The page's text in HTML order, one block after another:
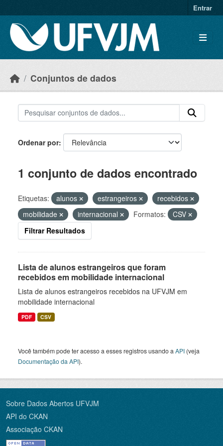
Entrar
Conjuntos de dados
Ordenar por
1 conjunto de dados encontrado
Etiquetas: alunos estrangeiros
recebidos
mobilidade
internacional Formatos:
CSV
Filtrar Resultados
Lista de alunos estrangeiros que foram
recebidos em mobilidade internacional
Lista de alunos estrangeiros recebidos na UFVJM em
mobilidade internacional
PDF CSV
Você também pode ter acesso a esses registros usando a API (veja
Documentação da API).
Sobre Dados Abertos UFVJM
API do CKAN
Associação CKAN